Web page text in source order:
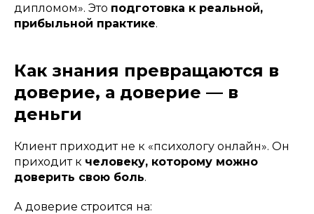
дипломом». Это подготовка к реальной,
прибыльной практике.
Как знания превращаются в
доверие, а доверие — в
деньги
Клиент приходит не к «психологу онлайн». Он
приходит к человеку, которому можно
доверить свою боль.
А доверие строится на: